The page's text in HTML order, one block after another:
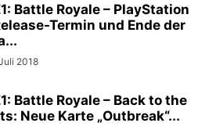
Battle Royale – PlayStation
Termin und Ende der
2018
Battle Royale – Back to the
Neue Karte „Outbreak“...